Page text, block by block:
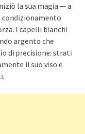
la sua magia — a
I capelli bianchi
argento che
di precisione: strati
il suo viso e